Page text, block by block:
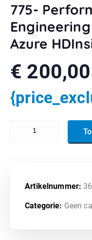
775-
Azure
€ 200,00
Artikelnummer:
Categorie: Geen